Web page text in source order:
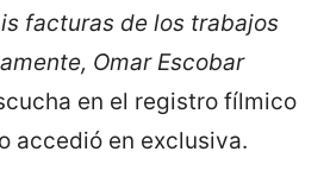
facturas de los trabajos
Omar Escobar
en el registro fílmico
accedió en exclusiva.